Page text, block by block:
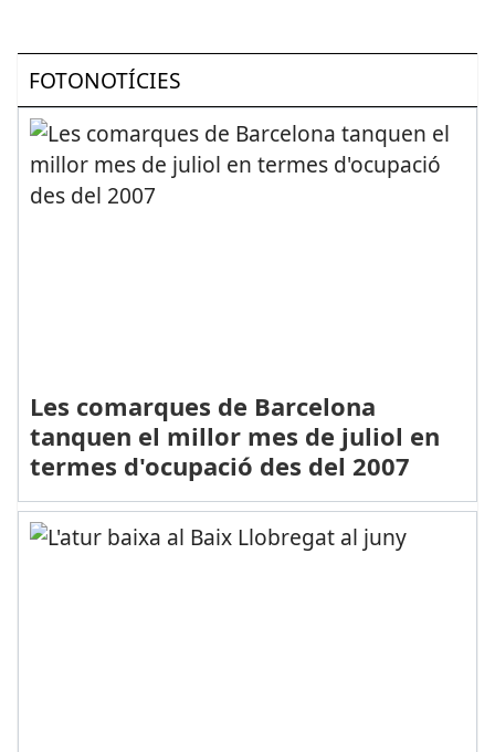
FOTONOTÍCIES
Les comarques de Barcelona
tanquen el millor mes de juliol en
termes d'ocupació des del 2007